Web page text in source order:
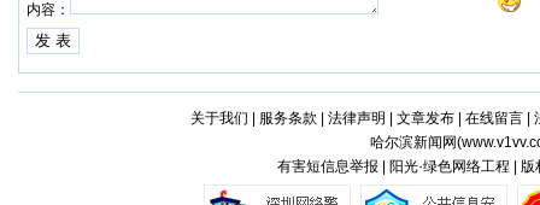
内容：
关于我们 服务条款 法律声明 文章发布| 在线留言|
哈尔滨新闻网(
有害短信息举报 | 阳光·绿色网络工程 |